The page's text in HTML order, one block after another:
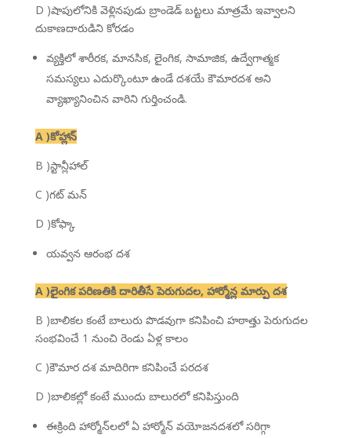
D )షాపులోనికి వెళ్లినపుడు బ్రాండెడ్ బట్టలు మాత్రమే ఇవ్వాలని
దుకాణదారుడిని కోరడం
వ్యక్తిలో శారీరక, మానసిక, లైంగిక, సామాజిక, ఉద్వేగాత్మక
సమస్యలు ఎదుర్కొంటూ ఉండే దశయే కౌమారదశ అని
వ్యాఖ్యానించిన వారిని గుర్తించండి.
A )కోహ్లాన్
B )స్టాన్లీహాల్
C )గట్ మన్
D )కోఫ్కా
యవ్వన ఆరంభ దశ
A )లైంగిక పరిణతికి దారితీసే పెరుగుదల, హార్మోన్ల మార్పు దశ
B )బాలికల కంటే బాలురు పొడవుగా కనిపించి హఠాత్తు పెరుగుదల
సంభవించే 1 నుంచి రెండు ఏళ్ల కాలం
C )కౌమార దశ మాదిరిగా కనిపించే పరదశ
D )బాలికల్లో కంటే ముందు బాలురలో కనిపిస్తుంది
ఈక్రింది హార్మోన్‌లలో ఏ హార్మోన్ వయోజనదశలో సరిగ్గా